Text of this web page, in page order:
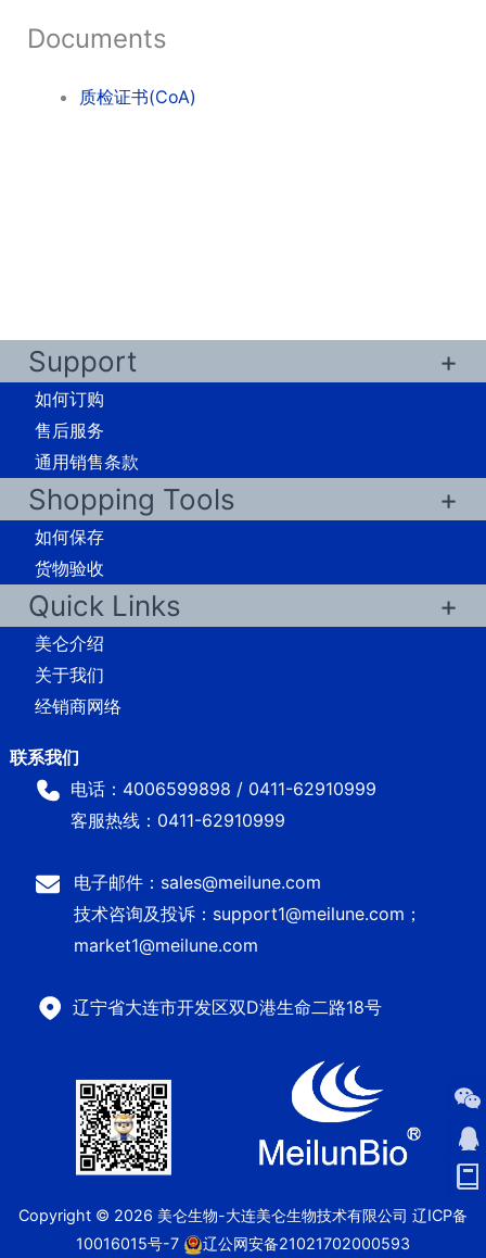
Documents
质检证书(CoA)
Support
如何订购
售后服务
通用销售条款
Shopping Tools
如何保存
货物验收
Quick Links
美仑介绍
关于我们
经销商网络
电话：4006599898 / 0411-62910999
客服热线：0411-62910999
电子邮件：sales@meilune.com
技术咨询及投诉：support1@meilune.com；
market1@meilune.com
辽宁省大连市开发区双D港生命二路18号
Copyright © 2026 美仑生物-大连美仑生物技术有限公司 辽ICP备
10016015号-7
辽公网安备21021702000593